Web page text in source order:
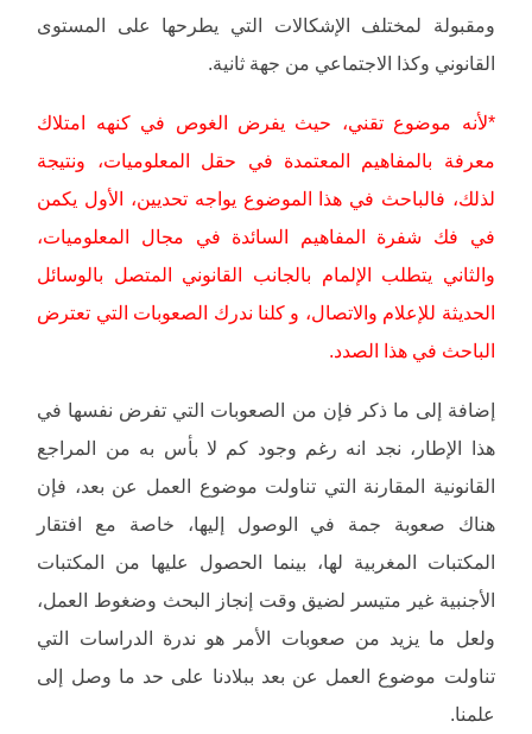
ومقبولة لمختلف الإشكالات التي يطرحها على المستوى
القانوني وكذا الاجتماعي من جهة ثانية.
*لأنه موضوع تقني، حيث يفرض الغوص في كنهه امتلاك
معرفة بالمفاهيم المعتمدة في حقل المعلوميات، ونتيجة
لذلك، فالباحث في هذا الموضوع يواجه تحديين، الأول يكمن
في فك شفرة المفاهيم السائدة في مجال المعلوميات،
والثاني يتطلب الإلمام بالجانب القانوني المتصل بالوسائل
الحديثة للإعلام والاتصال، و كلنا ندرك الصعوبات التي تعترض
الباحث في هذا الصدد.
إضافة إلى ما ذكر فإن من الصعوبات التي تفرض نفسها في
هذا الإطار، نجد انه رغم وجود كم لا بأس به من المراجع
القانونية المقارنة التي تناولت موضوع العمل عن بعد، فإن
هناك صعوبة جمة في الوصول إليها، خاصة مع افتقار
المكتبات المغربية لها، بينما الحصول عليها من المكتبات
الأجنبية غير متيسر لضيق وقت إنجاز البحث وضغوط العمل،
ولعل ما يزيد من صعوبات الأمر هو ندرة الدراسات التي
تناولت موضوع العمل عن بعد ببلادنا على حد ما وصل إلى
علمنا.